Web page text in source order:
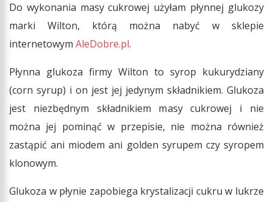
Do wykonania masy cukrowej użyłam płynnej glukozy
marki Wilton, którą można nabyć w sklepie
internetowym AleDobre.pl.
Płynna glukoza firmy Wilton to syrop kukurydziany
(corn syrup) i on jest jej jedynym składnikiem. Glukoza
jest niezbędnym składnikiem masy cukrowej i nie
można jej pominąć w przepisie, nie można również
zastąpić ani miodem ani golden syrupem czy syropem
klonowym.
Glukoza w płynie zapobiega krystalizacji cukru w lukrze